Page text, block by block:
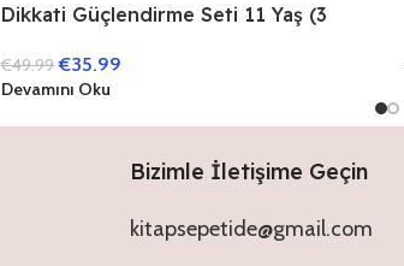
Dikkati Güçlendirme Seti 11 Yaş (3
€49.99 €35.99
Devamını Oku
Bizimle İletişime Geçin
kitapsepetide@gmail.com